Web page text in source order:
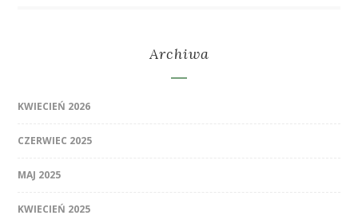
Archiwa
KWIECIEŃ 2026
CZERWIEC 2025
MAJ 2025
KWIECIEŃ 2025